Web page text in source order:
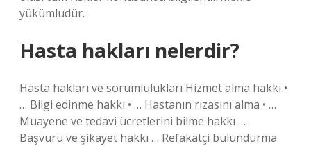
yükümlüdür.
Hasta hakları nelerdir?
Hasta hakları ve sorumlulukları Hizmet alma hakkı •
… Bilgi edinme hakkı • … Hastanın rızasını alma • …
Muayene ve tedavi ücretlerini bilme hakkı …
Başvuru ve şikayet hakkı … Refakatçi bulundurma